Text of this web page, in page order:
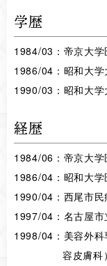
学歴
1984/03：帝京大学
1986/04：昭和大
1990/03：昭和大
経歴
1984/06：帝京大
1986/04：昭和大
1990/04：西尾市
1997/04：名古屋
1998/04：美容外
容皮膚科）